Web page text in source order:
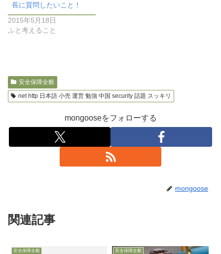
長に質問したいこと！
2015年5月18日
ふと考えること
安全保障全般
net http 日本語 小売 運営 勉強 中国 security 話題 スッキリ
mongooseをフォローする
mongoose
関連記事
安全保障全般 安全保障全般